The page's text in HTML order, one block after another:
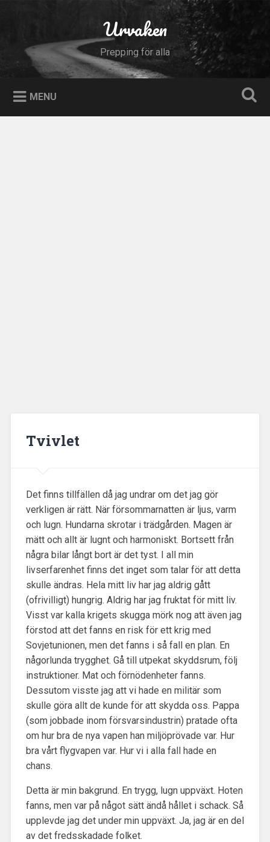
Urvaken
Prepping för alla
MENU
Tvivlet
Det finns tillfällen då jag undrar om det jag gör
verkligen är rätt. När försommarnatten är ljus, varm
och lugn. Hundarna skrotar i trädgården. Magen är
mätt och allt är lugnt och harmoniskt. Bortsett från
några bilar långt bort är det tyst. I all min
livserfarenhet finns det inget som talar för att detta
skulle ändras. Hela mitt liv har jag aldrig gått
(ofrivilligt) hungrig. Aldrig har jag fruktat för mitt liv.
Visst var kalla krigets skugga mörk nog att även jag
förstod att det fanns en risk för ett krig med
Sovjetunionen, men det fanns i så fall en plan. En
någorlunda trygghet. Gå till utpekat skyddsrum, följ
instruktioner. Mat och förnödenheter fanns.
Dessutom visste jag att vi hade en militär som
skulle göra allt de kunde för att skydda oss. Pappa
(som jobbade inom försvarsindustrin) pratade ofta
om hur bra de nya vapen han miljöprövade var. Hur
bra vårt flygvapen var. Hur vi i alla fall hade en
chans.
Detta är min bakgrund. En trygg, lugn uppväxt. Hoten
fanns, men var på något sätt ändå hållet i schack. Så
upplevde jag det under min uppväxt. Ja, jag är en del
av det fredsskadade folket.